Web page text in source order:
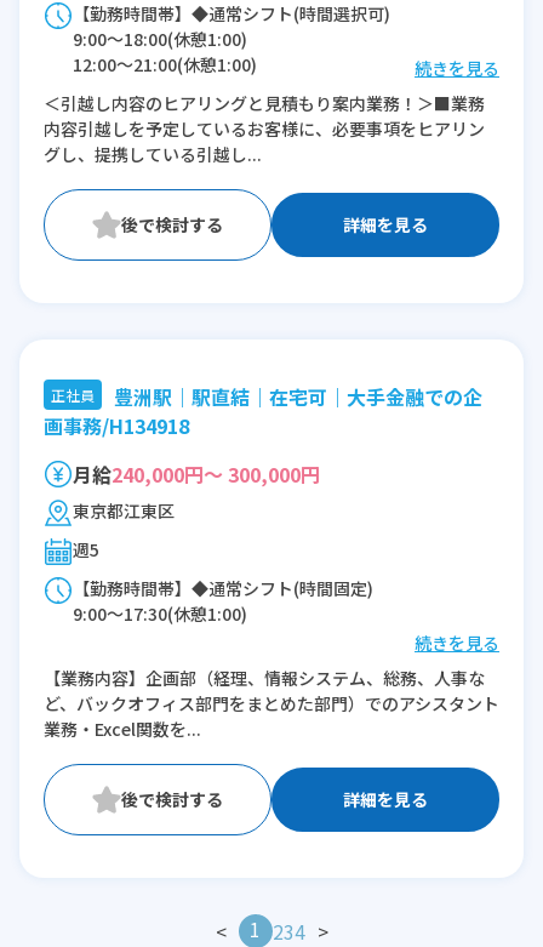
【勤務時間帯】◆通常シフト(時間選択可)
9:00〜18:00(休憩1:00)
12:00〜21:00(休憩1:00)
※残業：0〜10時間程度/月
※時短：17:00～21:00
続きを見る
＜引越し内容のヒアリングと見積もり案内業務！＞■業務
内容引越しを予定しているお客様に、必要事項をヒアリン
グし、提携している引越し...
詳細を見る
正社員
豊洲駅｜駅直結｜在宅可｜大手金融での企
画事務/H134918
月給240,000円～ 300,000円
東京都江東区
週5
【勤務時間帯】◆通常シフト(時間固定)
9:00〜17:30(休憩1:00)
※残業：5〜15時間程度/月
続きを見る
【業務内容】企画部（経理、情報システム、総務、人事な
ど、バックオフィス部門をまとめた部門）でのアシスタント
業務・Excel関数を...
詳細を見る
< 1 234 >